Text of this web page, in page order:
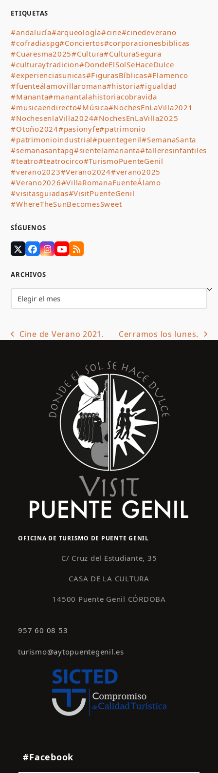
ETIQUETAS
#andalucía#arqueología#cine#cinedeverano
#cofradiaspg#Conciertos#corporacionesbiblicas
#Cuaresma2025#Cultura#CulturaSegura
#culturaytradicion#DondeElSolSeHaceDulce
#experienciasunicas#FigurasBíblicas#Flamenco
#fuenteálamovillaromana#historia#igualdad
#Mananta#manantalahistoriacobravida
#musicaendirecto#Música#NochesEnLaVilla2021
#NochesenlaVilla2024#NochesEnLaVilla2025
#Otoño2024#pasionyfe#patrimonio
#patrimonioindustrial#puentegenil#SemanaSanta
#semanasantapg#sientelamananta#talleresinfantiles
#teatro#teatrocirco#TurismoPuenteGenil
#verano2023#Verano2024#verano2025
#Verano2026#VillaRomanaFuenteÁlamo
#visitasguiadas#VisitPuenteGenil
#WhereTheSunBecomesSweet
SÍGUENOS
TwitterFacebook
Instagram
YouTube
RSS
ARCHIVOS
previous
Cine de Verano 2021.
next
Cerramos los lunes.
OFICINA DE TURISMO DE PUENTE GENIL
C/ Cruz del Estudiante, 35
CASA DE LA CULTURA
14500 Puente Genil CÓRDOBA
957 60 08 53
turismo@aytopuentegenil.es
#Facebook